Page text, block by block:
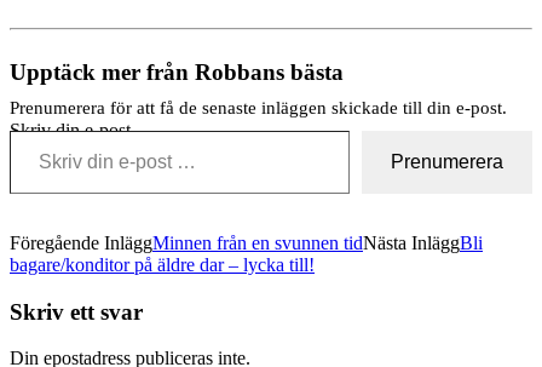
Upptäck mer från Robbans bästa
Prenumerera för att få de senaste inläggen skickade till din e-post.
Skriv din e-post …
Prenumerera
Föregående InläggMinnen från en svunnen tidNästa InläggBli
bagare/konditor på äldre dar – lycka till!
Skriv ett svar
Din epostadress publiceras inte.